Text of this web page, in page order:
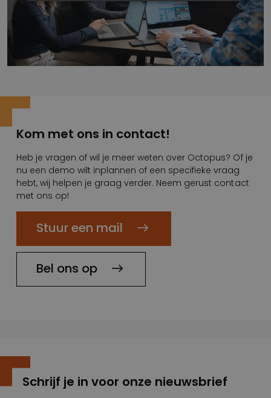
Kom met ons in contact!
Heb je vragen of wil je meer weten over Octopus? Of je
nu een demo wilt inplannen of een specifieke vraag
hebt, wij helpen je graag verder. Neem gerust contact
met ons op!
Stuur een mail
Bel ons op
Schrijf je in voor onze nieuwsbrief